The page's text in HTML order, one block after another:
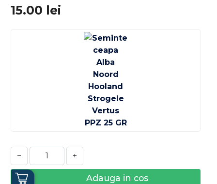
15.00 lei
− +
Adauga in cos